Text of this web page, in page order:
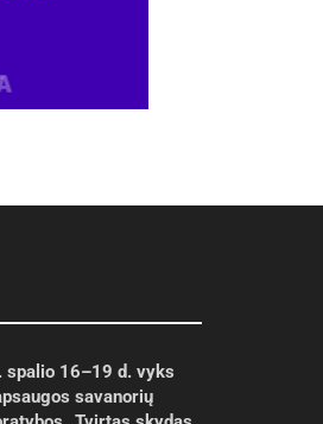
spalio 16–19 d. vyks
savanorių